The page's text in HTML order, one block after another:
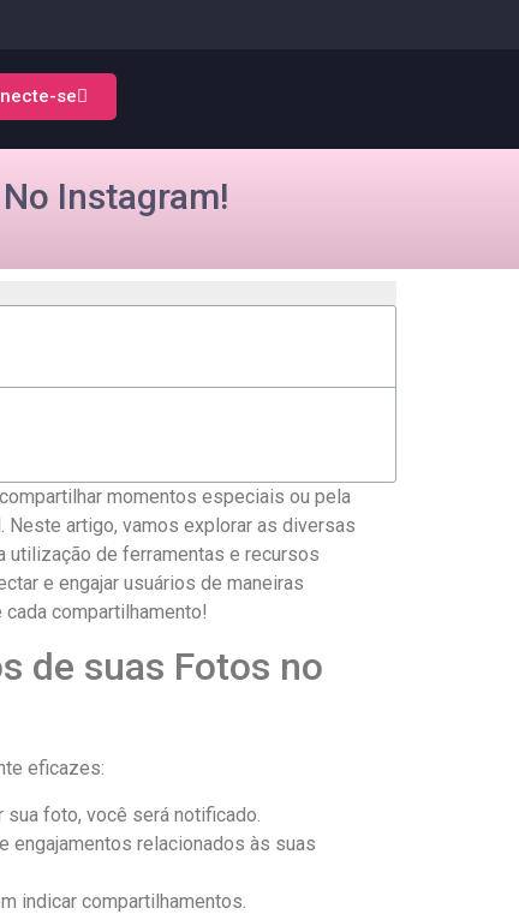
se
Instagram!
momentos⁤ especiais ou​ pela
artigo, vamos explorar as‌ diversas
de ‍ferramentas⁣ e recursos
e engajar ‌usuários⁢ de ⁤maneiras
compartilhamento!
de⁤ suas⁤ Fotos no
eficazes:
foto, você será notificado.
engajamentos relacionados às suas⁣
indicar‍ compartilhamentos.